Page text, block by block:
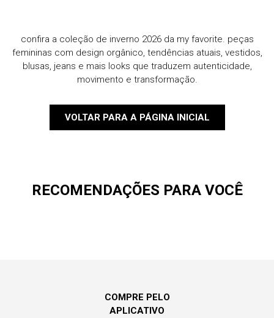
confira a coleção de inverno 2026 da my favorite. peças
femininas com design orgânico, tendências atuais, vestidos,
blusas, jeans e mais looks que traduzem autenticidade,
movimento e transformação.
VOLTAR PARA A PÁGINA INICIAL
RECOMENDAÇÕES PARA VOCÊ
COMPRE PELO
APLICATIVO